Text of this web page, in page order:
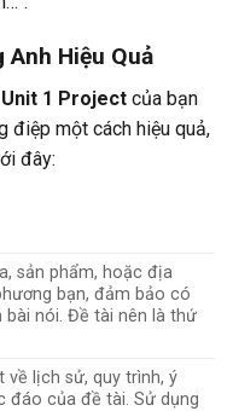
Hiệu Quả
1 Project của bạn
điệp một cách hiệu quả,
đây:
sản phẩm, hoặc địa
bạn, đảm bảo có
nói. Đề tài nên là thứ
lịch sử, quy trình, ý
đáo của đề tài. Sử dụng